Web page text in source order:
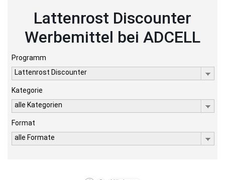
Lattenrost Discounter
Werbemittel bei ADCELL
Programm
Lattenrost Discounter
Kategorie
alle Kategorien
Format
alle Formate